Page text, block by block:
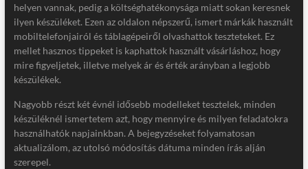
helyen vannak, pedig a költséghatékonysága miatt sokan keresnek
ilyen készüléket. Ezen az oldalon népszerű, ismert márkák használt
mobiltelefonjairól és táblagépeiről olvashattok teszteteket. Ez
mellet hasznos tippeket is kaphattok használt vásárláshoz, hogy
mire figyeljetek, illetve melyek ár és érték arányban a legjobb
készülékek.
Nagyobb részt két évnél idősebb modelleket tesztelek, minden
készüléknél ismertetem azt, hogy mennyire és milyen feladatokra
használhatók napjainkban. A bejegyzéseket folyamatosan
aktualizálom, az utolsó módosítás dátuma minden írás alján
szerepel.